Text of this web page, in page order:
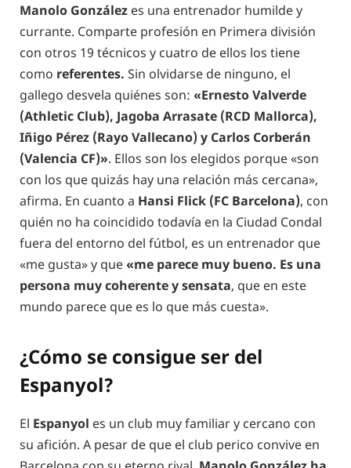
Manolo González es una entrenador humilde y
currante. Comparte profesión en Primera división
con otros 19 técnicos y cuatro de ellos los tiene
como referentes. Sin olvidarse de ninguno, el
gallego desvela quiénes son: «Ernesto Valverde
(Athletic Club), Jagoba Arrasate (RCD Mallorca),
Iñigo Pérez (Rayo Vallecano) y Carlos Corberán
(Valencia CF)». Ellos son los elegidos porque «son
con los que quizás hay una relación más cercana»,
afirma. En cuanto a Hansi Flick (FC Barcelona), con
quién no ha coincidido todavía en la Ciudad Condal
fuera del entorno del fútbol, es un entrenador que
«me gusta» y que«me parece muy bueno. Es una
persona muy coherente y sensata, que en este
mundo parece que es lo que más cuesta».
¿Cómo se consigue ser del
Espanyol?
El Espanyol es un club muy familiar y cercano con
su afición. A pesar de que el club perico convive en